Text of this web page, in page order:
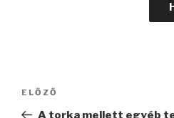
Bejegyzés
Korábbi
bejegyzés
ELŐZŐ
A torka mellett egyéb